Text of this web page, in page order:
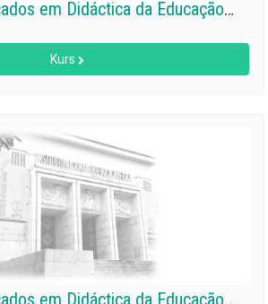
Estudos Avançados em Didáctica da Educação Física e Desporto II
Kurs
Estudos Avançados em Didáctica da Educação Física e Desporto I